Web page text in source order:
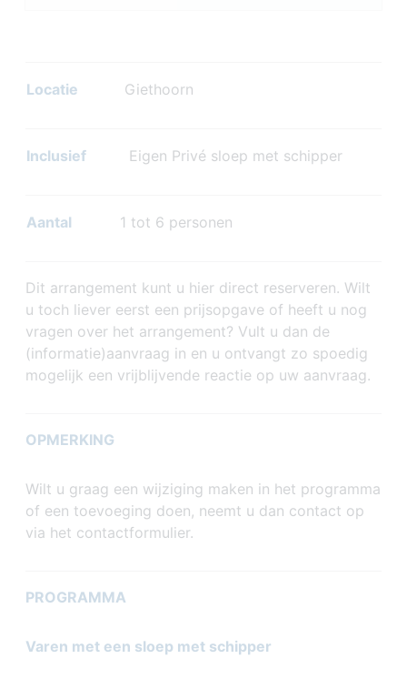
Locatie Giethoorn
Inclusief Eigen Privé sloep met schipper
Aantal 1 tot 6 personen
Dit arrangement kunt u hier direct reserveren. Wilt
u toch liever eerst een prijsopgave of heeft u nog
vragen over het arrangement? Vult u dan de
(informatie)aanvraag in en u ontvangt zo spoedig
mogelijk een vrijblijvende reactie op uw aanvraag.
OPMERKING
Wilt u graag een wijziging maken in het programma
of een toevoeging doen, neemt u dan contact op
via het contactformulier.
PROGRAMMA
Varen met een sloep met schipper